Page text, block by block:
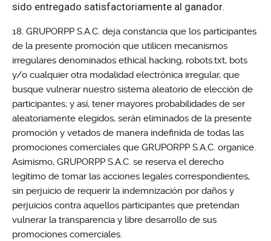
sido entregado satisfactoriamente al ganador.
GRUPORPP S.A.C. deja constancia que los participantes
de la presente promoción que utilicen mecanismos
irregulares denominados ethical hacking, robots.txt, bots
y/o cualquier otra modalidad electrónica irregular, que
busque vulnerar nuestro sistema aleatorio de elección de
participantes; y así, tener mayores probabilidades de ser
aleatoriamente elegidos, serán eliminados de la presente
promoción y vetados de manera indefinida de todas las
promociones comerciales que GRUPORPP S.A.C. organice.
Asimismo, GRUPORPP S.A.C. se reserva el derecho
legítimo de tomar las acciones legales correspondientes,
sin perjuicio de requerir la indemnización por daños y
perjuicios contra aquellos participantes que pretendan
vulnerar la transparencia y libre desarrollo de sus
promociones comerciales.